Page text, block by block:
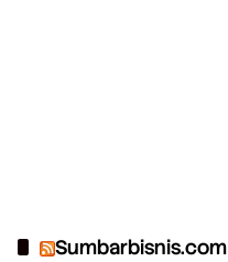
Sumbarbisnis.com